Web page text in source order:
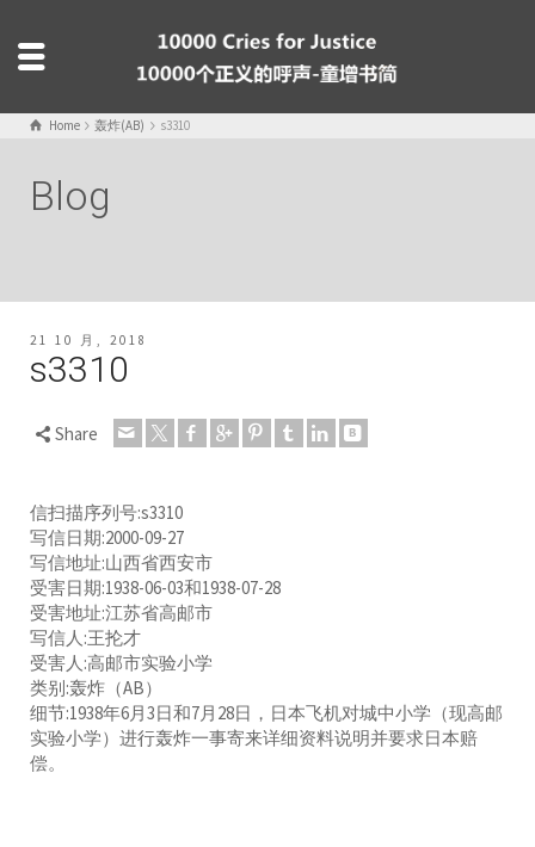
Home 轰炸(AB) s3310
Blog
21 10 月, 2018
s3310
Share
信扫描序列号:s3310
写信日期:2000-09-27
写信地址:山西省西安市
受害日期:1938-06-03和1938-07-28
受害地址:江苏省高邮市
写信人:王抡才
受害人:高邮市实验小学
类别:轰炸（AB）
细节:1938年6月3日和7月28日，日本飞机对城中小学（现高邮
实验小学）进行轰炸一事寄来详细资料说明并要求日本赔
偿。